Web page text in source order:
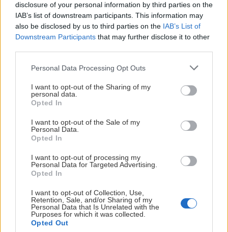
disclosure of your personal information by third parties on the
IAB’s list of downstream participants. This information may
also be disclosed by us to third parties on the IAB’s List of
Downstream Participants that may further disclose it to other
Personal Data Processing Opt Outs
I want to opt-out of the Sharing of my
personal data.
Opted In
I want to opt-out of the Sale of my
Personal Data.
Opted In
I want to opt-out of processing my
Personal Data for Targeted Advertising.
Opted In
I want to opt-out of Collection, Use,
Retention, Sale, and/or Sharing of my
Personal Data that Is Unrelated with the
Purposes for which it was collected.
Opted Out
Manikia – grécke dobrodružstvo
s francúzskym rukopisom
Tri dni lezenia a plážovania na ostrove Krk